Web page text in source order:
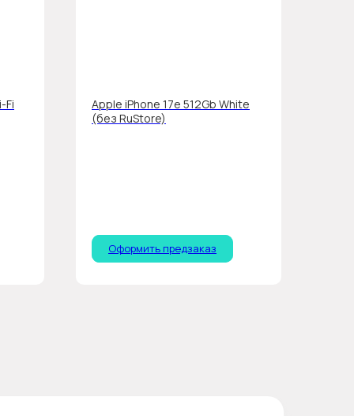
Fi
Apple iPhone 17e 512Gb White
(без RuStore)
Оформить предзаказ